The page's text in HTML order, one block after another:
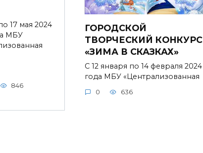
17 мая 2024
МБУ
846
ГОРОДСКОЙ
ТВОРЧЕСКИЙ КОНКУРС
«ЗИМА В СКАЗКАХ»
С 12 января по 14 февраля 2024
года МБУ «Централизованная
0 636